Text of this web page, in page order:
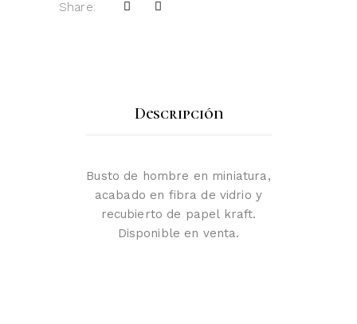
Share:
Descripción
Busto de hombre en miniatura,
acabado en fibra de vidrio y
recubierto de papel kraft.
Disponible en venta.